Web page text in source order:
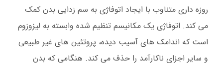
روزه داری متناوب با ایجاد اتوفاژی به سم زدایی بدن کمک
می کند. اتوفاژی یک مکانیسم تنظیم شده وابسته به لیزوزوم
است که اندامک های آسیب دیده، پروتئین های غیر طبیعی
و سایر اجزای ناکارآمد را حذف می کند. هنگامی که بدن